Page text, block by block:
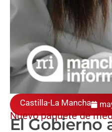
Castilla-La Mancha
Nuevo paquete de
El Gobierno